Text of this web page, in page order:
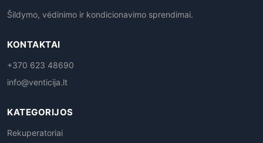
Šildymo, vėdinimo ir kondicionavimo sprendimai.
KONTAKTAI
+370 623 48690
info@venticija.lt
KATEGORIJOS
Rekuperatoriai